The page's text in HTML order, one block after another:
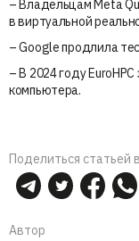
– Владельцам Meta
в виртуальной
– Google продлила
– В 2024 году
компьютера.
Поделиться статьей
Автор